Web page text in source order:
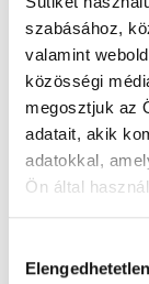
szabásához,
valamint
közösségi
megosztjuk az
adatait, akik
adatokkal,
Ön által
kiválasztása
Elengedhetetlen
munkahely